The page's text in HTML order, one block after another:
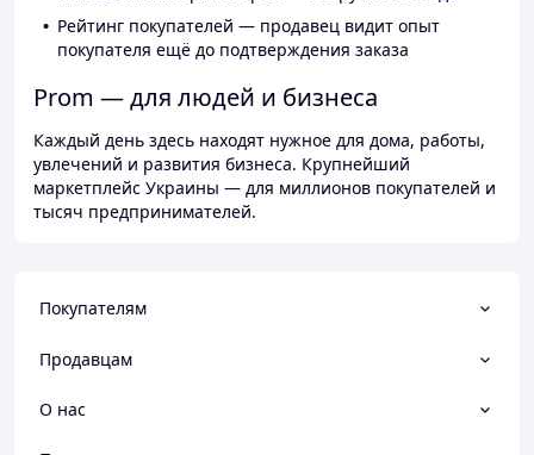
Рейтинг покупателей — продавец видит опыт
покупателя ещё до подтверждения заказа
Prom — для людей и бизнеса
Каждый день здесь находят нужное для дома, работы,
увлечений и развития бизнеса. Крупнейший
маркетплейс Украины — для миллионов покупателей и
тысяч предпринимателей.
Покупателям
Продавцам
О нас